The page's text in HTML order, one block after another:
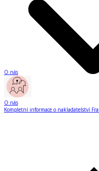
O nás
O nás
Kompletní informace o nakladatelství